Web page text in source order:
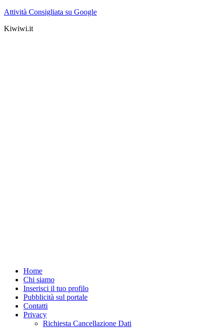
Attività Consigliata su Google
Kiwiwi.it
Home
Chi siamo
Inserisci il tuo profilo
Pubblicità sul portale
Contatti
Privacy
Richiesta Cancellazione Dati